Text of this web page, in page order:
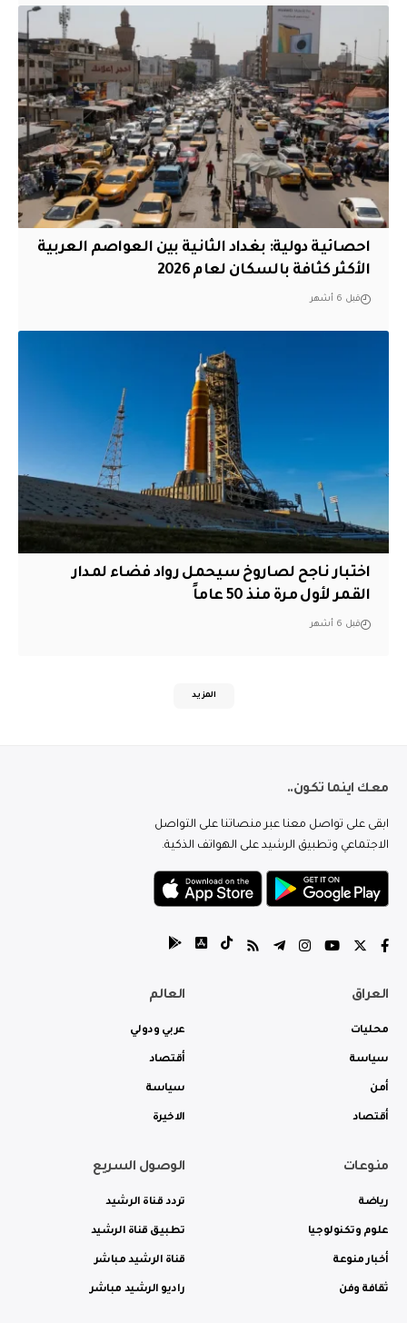
احصائية دولية: بغداد الثانية بين العواصم العربية
الأكثر كثافة بالسكان لعام 2026
قبل 6 أشهر
اختبار ناجح لصاروخ سيحمل رواد فضاء لمدار
القمر لأول مرة منذ 50 عاماً
قبل 6 أشهر
المزيد
معك اينما تكون..
ابقى على تواصل معنا عبر منصاتنا على التواصل
الاجتماعي وتطبيق الرشيد على الهواتف الذكية.
العراق
محليات
سياسة
أمن
أقتصاد
العالم
عربي ودولي
أقتصاد
سياسة
الاخيرة
منوعات
رياضة
علوم وتكنولوجيا
أخبار منوعة
ثقافة وفن
الوصول السريع
تردد قناة الرشيد
تطبيق قناة الرشيد
قناة الرشيد مباشر
راديو الرشيد مباشر